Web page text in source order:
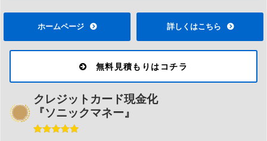
ホームページ 詳しくはこちら
無料見積もりはコチラ
クレジットカード現金化
『ソニックマネー』